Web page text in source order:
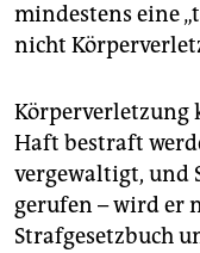
epaper login
mindestens eine
nicht
Körperverletzung
Haft bestraft
vergewaltigt, und
gerufen – wird er
Strafgesetzbuch